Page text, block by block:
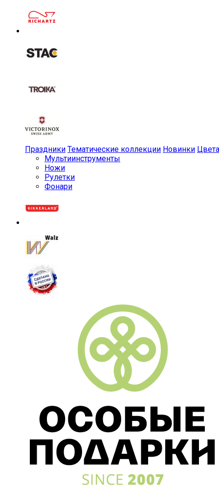
Праздники Тематические коллекции Новинки Цвета
Мульти­инструменты
Ножи
Рулетки
Фонари